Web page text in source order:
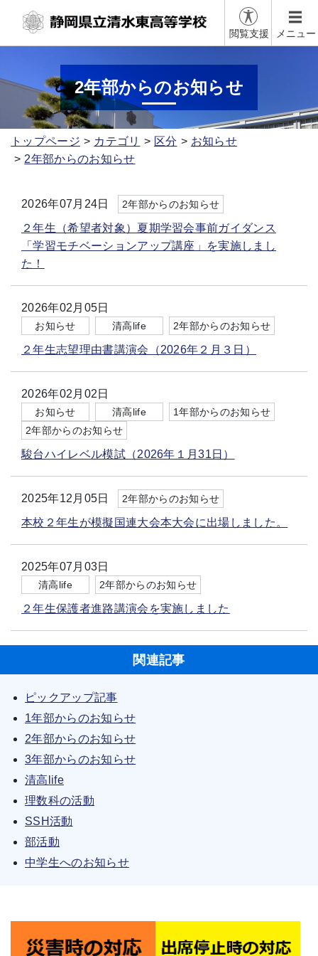
閲覧支援 メニュー
2年部からのお知らせ
トップページ カテゴリ 区分
お知らせ
2年部からのお知らせ
2026年07月24日 2年部からのお知らせ
２年生（希望者対象）夏期学習会事前ガイダンス
「学習モチベーションアップ講座」を実施しまし
た！
2026年02月05日
お知らせ 清高life 2年部からのお知らせ
２年生志望理由書講演会（2026年２月３日）
2026年02月02日
お知らせ 清高life
1年部からのお知らせ
2年部からのお知らせ
駿台ハイレベル模試（2026年１月31日）
2025年12月05日 2年部からのお知らせ
本校２年生が模擬国連大会本大会に出場しました。
2025年07月03日
清高life 2年部からのお知らせ
２年生保護者進路講演会を実施しました
関連記事
ピックアップ記事
1年部からのお知らせ
2年部からのお知らせ
3年部からのお知らせ
清高life
理数科の活動
SSH活動
部活動
中学生へのお知らせ